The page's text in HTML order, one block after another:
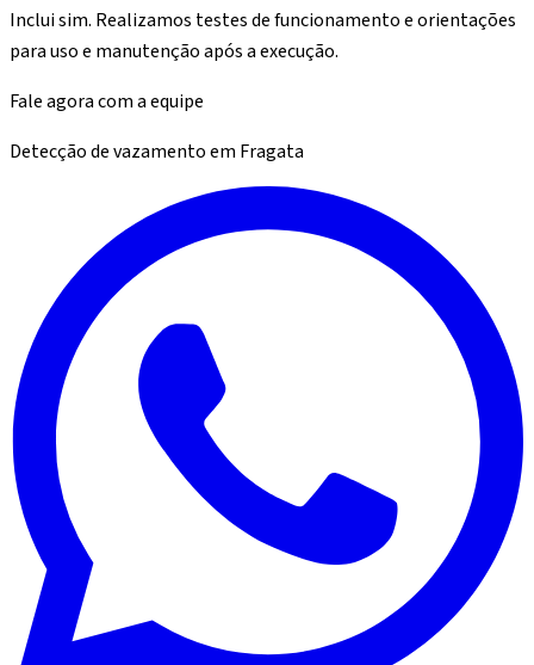
Inclui sim. Realizamos testes de funcionamento e orientações
para uso e manutenção após a execução.
Fale agora com a equipe
Detecção de vazamentoem Fragata